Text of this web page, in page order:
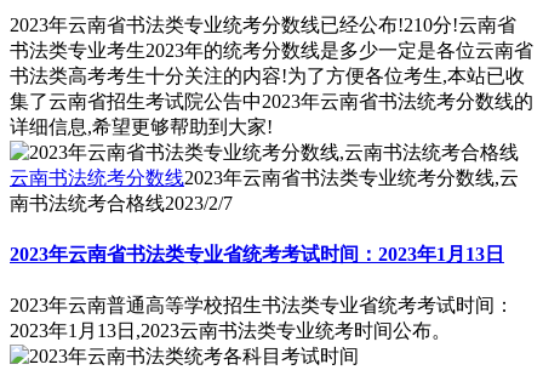
2023年云南省书法类专业统考分数线已经公布!210分!云南省
书法类专业考生2023年的统考分数线是多少一定是各位云南省
书法类高考考生十分关注的内容!为了方便各位考生,本站已收
集了云南省招生考试院公告中2023年云南省书法统考分数线的
详细信息,希望更够帮助到大家!
云南书法统考分数线2023年云南省书法类专业统考分数线,云
南书法统考合格线2023/2/7
2023年云南省书法类专业省统考考试时间：2023年1月13日
2023年云南普通高等学校招生书法类专业省统考考试时间：
2023年1月13日,2023云南书法类专业统考时间公布。